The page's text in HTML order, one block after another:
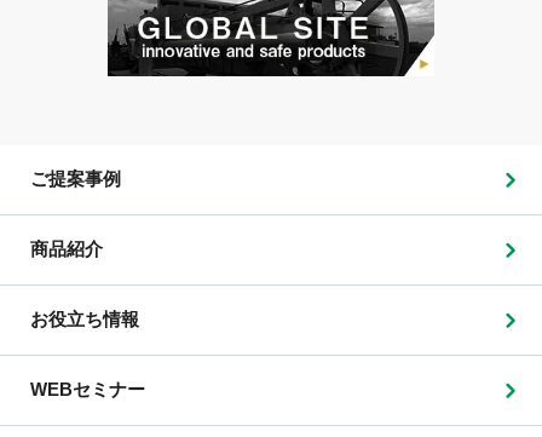
ご提案事例
商品紹介
お役立ち情報
WEBセミナー